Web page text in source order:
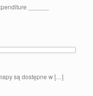
______
są dostępne w […]